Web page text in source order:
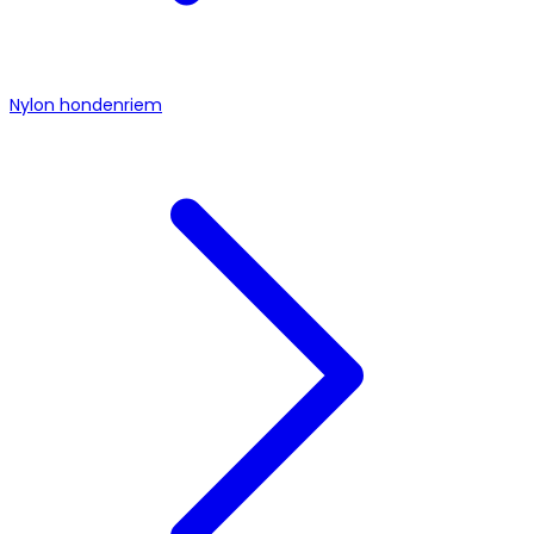
Nylon hondenriem